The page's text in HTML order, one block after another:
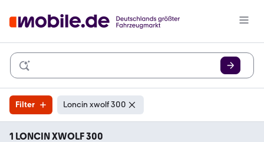
Filter Loncin xwolf 300
1 LONCIN XWOLF 300